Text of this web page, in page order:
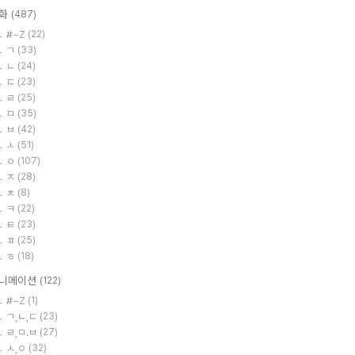
(487)
#~Z (22)
ㄱ (33)
ㄴ (24)
ㄷ (23)
ㄹ (25)
ㅁ (35)
ㅂ (42)
ㅅ (51)
ㅇ (107)
ㅈ (28)
ㅊ (8)
ㅋ (22)
ㅌ (23)
ㅍ (25)
ㅎ (18)
메이션 (122)
#~Z (1)
ㄱ,ㄴ,ㄷ (23)
ㄹ,ㅁ.ㅂ (27)
ㅅ,ㅇ (32)